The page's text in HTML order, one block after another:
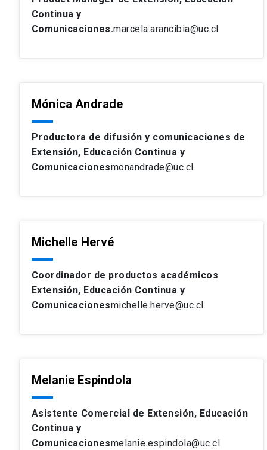
Continua y
Comunicaciones.marcela.arancibia@uc.cl
Mónica Andrade
Productora de difusión y comunicaciones de
Extensión, Educación Continua y
Comunicacionesmonandrade@uc.cl
Michelle Hervé
Coordinador de productos académicos
Extensión, Educación Continua y
Comunicacionesmichelle.herve@uc.cl
Melanie Espindola
Asistente Comercial de Extensión, Educación
Continua y
Comunicacionesmelanie.espindola@uc.cl